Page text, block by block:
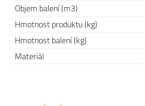
Objem balení (m3)
Hmotnost produktu (kg)
Hmotnost balení (kg)
Materiál